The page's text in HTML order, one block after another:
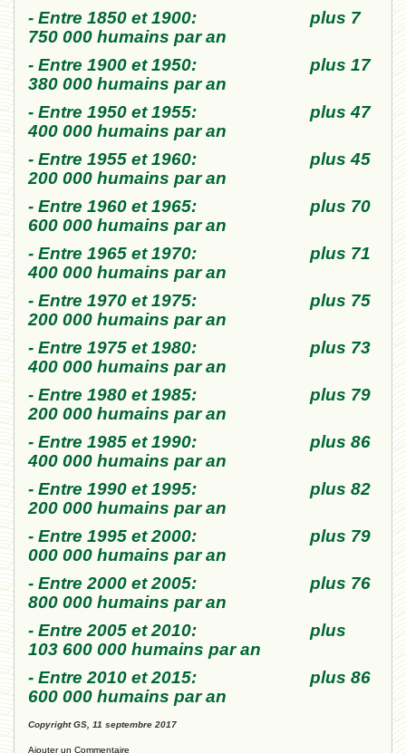
- Entre 1850 et 1900: plus 7
750 000 humains par an
- Entre 1900 et 1950: plus 17
380 000 humains par an
- Entre 1950 et 1955: plus 47
400 000 humains par an
- Entre 1955 et 1960: plus 45
200 000 humains par an
- Entre 1960 et 1965: plus 70
600 000 humains par an
- Entre 1965 et 1970: plus 71
400 000 humains par an
- Entre 1970 et 1975: plus 75
200 000 humains par an
- Entre 1975 et 1980: plus 73
400 000 humains par an
- Entre 1980 et 1985: plus 79
200 000 humains par an
- Entre 1985 et 1990: plus 86
400 000 humains par an
- Entre 1990 et 1995: plus 82
200 000 humains par an
- Entre 1995 et 2000: plus 79
000 000 humains par an
- Entre 2000 et 2005: plus 76
800 000 humains par an
- Entre 2005 et 2010: plus
103 600 000 humains par an
- Entre 2010 et 2015: plus 86
600 000 humains par an
Copyright GS, 11 septembre 2017
Ajouter un Commentaire